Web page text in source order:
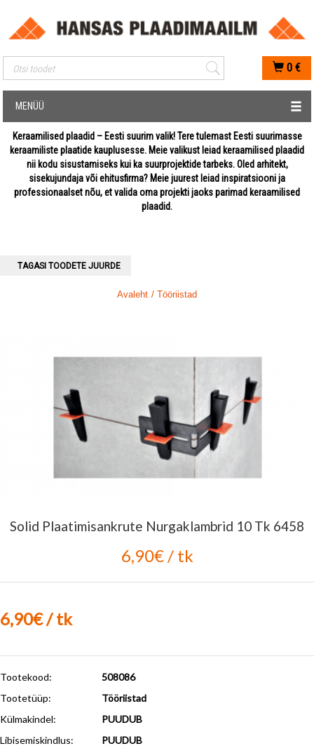
Mobiilis otsimise sisestus
0 €
MENÜÜ
Keraamilised plaadid – Eesti suurim valik! Tere tulemast Eesti suurimasse
keraamiliste plaatide kauplusesse. Meie valikust leiad keraamilised plaadid
nii kodu sisustamiseks kui ka suurprojektide tarbeks. Oled arhitekt,
sisekujundaja või ehitusfirma? Meie juurest leiad inspiratsiooni ja
professionaalset nõu, et valida oma projekti jaoks parimad keraamilised
plaadid.
TAGASI TOODETE JUURDE
Avaleht / Tööriistad
Solid Plaatimisankrute Nurgaklambrid 10 Tk 6458
6,90€ / tk
6,90€ / tk
Tootekood:
508086
Tootetüüp:
Tööriistad
Külmakindel:
PUUDUB
Libisemiskindlus:
PUUDUB